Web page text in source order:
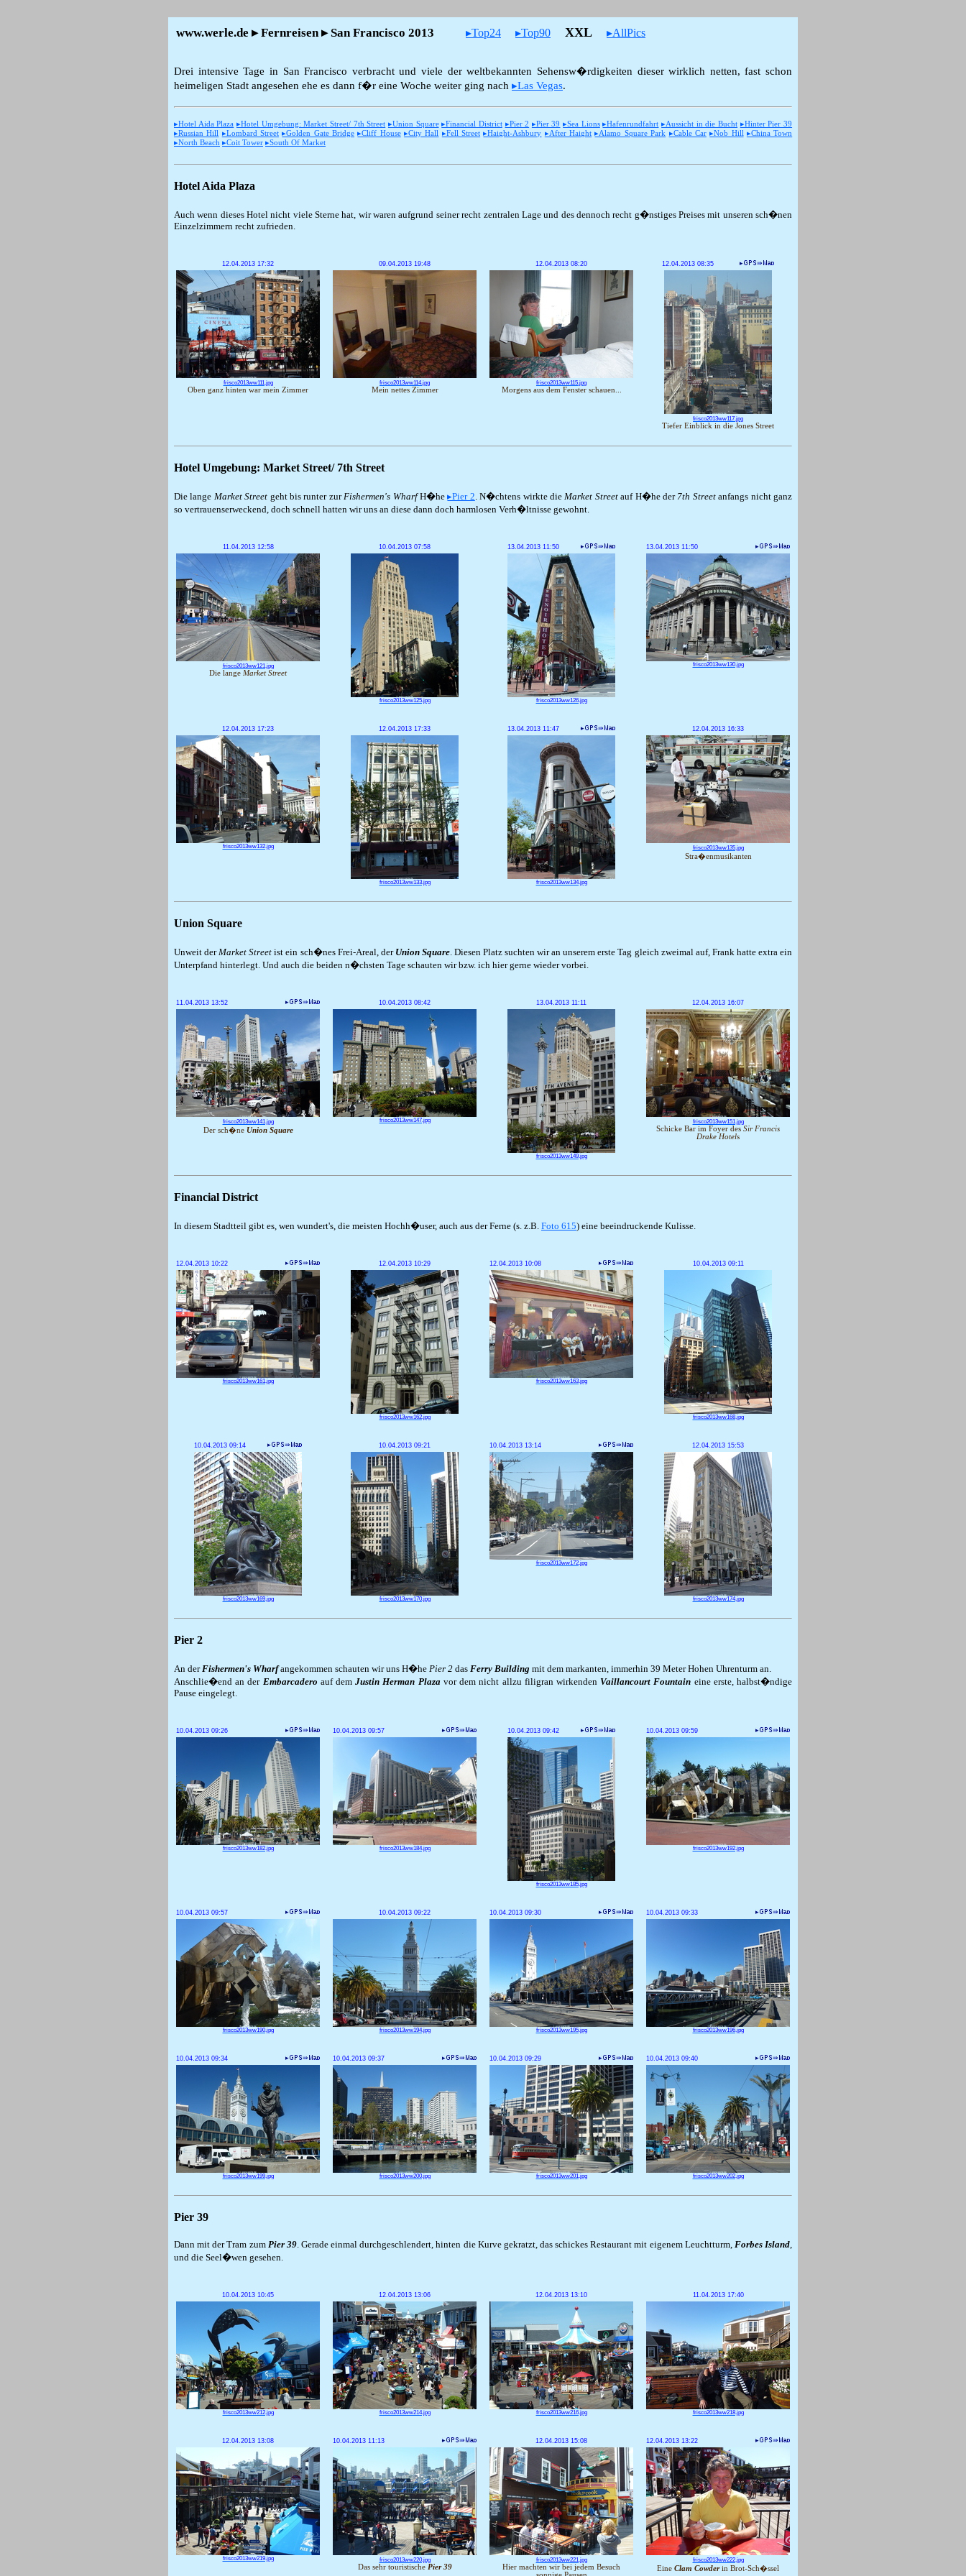
www.werle.de ▸ Fernreisen ▸ San Francisco 2013 ▸Top24 ▸Top90 XXL ▸AllPics
Drei intensive Tage in San Francisco verbracht und viele der weltbekannten Sehensw�rdigkeiten dieser wirklich netten, fast schon
heimeligen Stadt angesehen ehe es dann f�r eine Woche weiter ging nach ▸Las Vegas.
▸Hotel Aida Plaza ▸Hotel Umgebung: Market Street/ 7th Street ▸Union Square ▸Financial District ▸Pier 2 ▸Pier 39 ▸Sea Lions ▸Hafenrundfahrt ▸Aussicht in die Bucht ▸Hinter Pier 39
▸Russian Hill
▸Lombard Street ▸Golden Gate Bridge ▸Cliff House ▸City Hall ▸Fell Street ▸Haight-Ashbury ▸After Haight ▸Alamo Square Park ▸Cable Car ▸Nob Hill ▸China Town
▸North Beach ▸Coit Tower ▸South Of Market
Hotel Aida Plaza
Auch wenn dieses Hotel nicht viele Sterne hat, wir waren aufgrund seiner recht zentralen Lage und des dennoch recht g�nstiges Preises mit unseren sch�nen
Einzelzimmern recht zufrieden.
12.04.2013 17:32
frisco2013ww111.jpg
Oben ganz hinten war mein Zimmer
09.04.2013 19:48
frisco2013ww114.jpg
Mein nettes Zimmer
12.04.2013 08:20
frisco2013ww115.jpg
Morgens aus dem Fenster schauen...
12.04.2013 08:35
frisco2013ww117.jpg
Tiefer Einblick in die Jones Street
Hotel Umgebung: Market Street/ 7th Street
Die lange Market Street geht bis runter zurFishermen's WharfH�he▸Pier 2. N�chtens wirkte dieMarket Streetauf H�he der 7th Streetanfangs nicht ganz
so vertrauenserweckend, doch schnell hatten wir uns an diese dann doch harmlosen Verh�ltnisse gewohnt.
11.04.2013 12:58
frisco2013ww121.jpg
Die lange Market Street
10.04.2013 07:58
frisco2013ww125.jpg
13.04.2013 11:50
frisco2013ww126.jpg
13.04.2013 11:50
frisco2013ww130.jpg
12.04.2013 17:23
frisco2013ww132.jpg
12.04.2013 17:33
frisco2013ww133.jpg
13.04.2013 11:47
frisco2013ww134.jpg
12.04.2013 16:33
frisco2013ww135.jpg
Stra�enmusikanten
Union Square
Unweit derMarket Street ist ein sch�nes Frei-Areal, der Union Square. Diesen Platz suchten wir an unserem erste Tag gleich zweimal auf, Frank hatte extra ein
Unterpfand hinterlegt. Und auch die beiden n�chsten Tage schauten wir bzw. ich hier gerne wieder vorbei.
11.04.2013 13:52
frisco2013ww141.jpg
Der sch�ne Union Square
10.04.2013 08:42
frisco2013ww147.jpg
13.04.2013 11:11
frisco2013ww149.jpg
12.04.2013 16:07
frisco2013ww151.jpg
Schicke Bar im Foyer des Sir Francis
Drake Hotels
Financial District
In diesem Stadtteil gibt es, wen wundert's, die meisten Hochh�user, auch aus der Ferne (s. z.B. Foto 615) eine beeindruckende Kulisse.
12.04.2013 10:22
frisco2013ww161.jpg
12.04.2013 10:29
frisco2013ww162.jpg
12.04.2013 10:08
frisco2013ww163.jpg
10.04.2013 09:11
frisco2013ww168.jpg
10.04.2013 09:14
frisco2013ww169.jpg
10.04.2013 09:21
frisco2013ww170.jpg
10.04.2013 13:14
frisco2013ww172.jpg
12.04.2013 15:53
frisco2013ww174.jpg
Pier 2
An derFishermen's Wharfangekommen schauten wir uns H�he Pier 2 das Ferry Building mit dem markanten, immerhin 39 Meter Hohen Uhrenturm an.
Anschlie�end an der Embarcadero auf demJustin Herman Plazavor dem nicht allzu filigran wirkendenVaillancourt Fountain eine erste, halbst�ndige
Pause eingelegt.
10.04.2013 09:26
frisco2013ww182.jpg
10.04.2013 09:57
frisco2013ww184.jpg
10.04.2013 09:42
frisco2013ww185.jpg
10.04.2013 09:59
frisco2013ww192.jpg
10.04.2013 09:57
frisco2013ww190.jpg
10.04.2013 09:22
frisco2013ww194.jpg
10.04.2013 09:30
frisco2013ww195.jpg
10.04.2013 09:33
frisco2013ww196.jpg
10.04.2013 09:34
frisco2013ww199.jpg
10.04.2013 09:37
frisco2013ww200.jpg
10.04.2013 09:29
frisco2013ww201.jpg
10.04.2013 09:40
frisco2013ww202.jpg
Pier 39
Dann mit der Tram zum Pier 39. Gerade einmal durchgeschlendert, hinten die Kurve gekratzt, das schickes Restaurant mit eigenem Leuchtturm, Forbes Island,
und die Seel�wen gesehen.
10.04.2013 10:45
frisco2013ww212.jpg
12.04.2013 13:06
frisco2013ww214.jpg
12.04.2013 13:10
frisco2013ww216.jpg
11.04.2013 17:40
frisco2013ww218.jpg
12.04.2013 13:08
frisco2013ww219.jpg
10.04.2013 11:13
frisco2013ww220.jpg
Das sehr touristische Pier 39
12.04.2013 15:08
frisco2013ww221.jpg
Hier machten wir bei jedem Besuch
12.04.2013 13:22
frisco2013ww222.jpg
Eine Clam Cowderin Brot-Sch�ssel